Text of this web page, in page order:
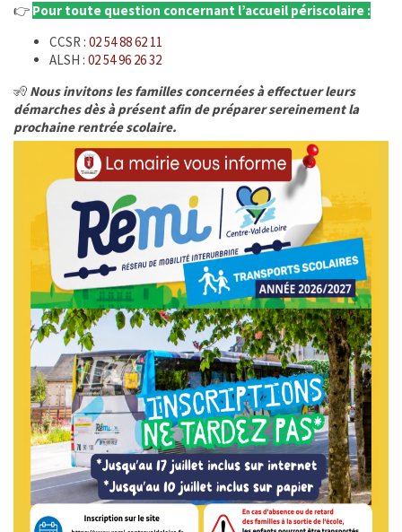
SERVICE PUBLIC
SMICTOM
MÉTÉO France
CHASSE ET PÊCHE
LOGEMENT
COMMUNAUTÉ DE COMMUNES
JUMELAGE
INFO ENEDIS
MES INFOS ÉLECTORALES
CONSEIL MUNICIPAL
👉 Pour toute question concernant l’accueil périscolaire :
CCSR : 02 54 88 62 11
ALSH : 02 54 96 26 32
🧏 Nous invitons les familles concernées à effectuer leurs
démarches dès à présent afin de préparer sereinement la
prochaine rentrée scolaire.